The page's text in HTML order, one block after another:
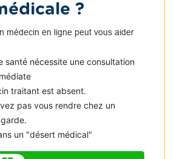
?
médecin en ligne peut vous aider
santé nécessite une consultation
traitant est absent.
pas vous rendre chez un
un "désert médical"